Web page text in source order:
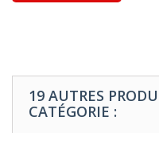
19 AUTRES
CATÉGORIE :